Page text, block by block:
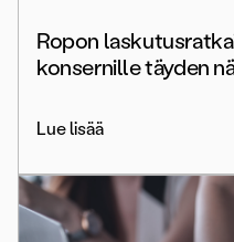
Ropon
konsernille täyden
Lue lisää